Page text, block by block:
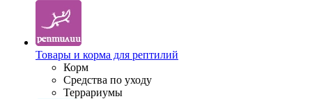
Товары и корма для рептилий
Корм
Средства по уходу
Террариумы